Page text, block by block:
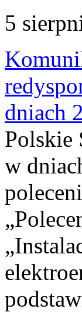
5
dniach
Polskie
w